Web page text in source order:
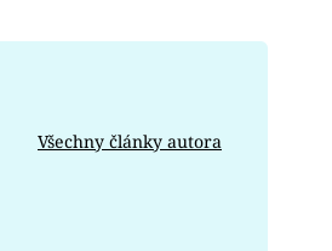
Všechny články autora